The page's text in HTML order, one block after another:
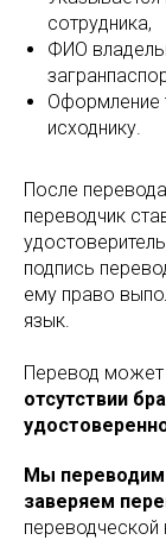
сотрудника,
ФИО
Оформление
исходнику.
После
переводчик
подпись
ему право
язык.
Перевод
отсутствии
Мы переводим
заверяем